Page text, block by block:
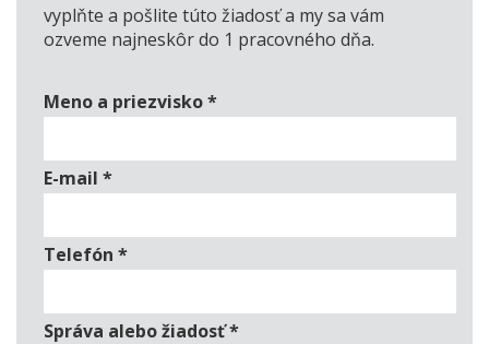
vyplňte a pošlite túto žiadosť a my sa vám
ozveme najneskôr do 1 pracovného dňa.
Meno a priezvisko*
E-mail *
Telefón *
Správa alebo žiadosť*